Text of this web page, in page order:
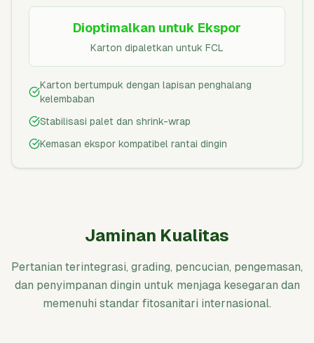
Dioptimalkan untuk Ekspor
Karton dipaletkan untuk FCL
Karton bertumpuk dengan lapisan penghalang
kelembaban
Stabilisasi palet dan shrink-wrap
Kemasan ekspor kompatibel rantai dingin
Jaminan Kualitas
Pertanian terintegrasi, grading, pencucian, pengemasan,
dan penyimpanan dingin untuk menjaga kesegaran dan
memenuhi standar fitosanitari internasional.